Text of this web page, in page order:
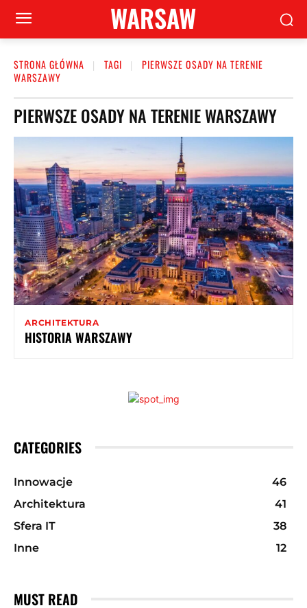
WARSAW
STRONA GŁÓWNA TAGI
PIERWSZE OSADY NA TERENIE
WARSZAWY
PIERWSZE OSADY NA TERENIE WARSZAWY
ARCHITEKTURA
HISTORIA WARSZAWY
CATEGORIES
Innowacje
46
Architektura
41
Sfera IT
38
Inne
12
MUST READ